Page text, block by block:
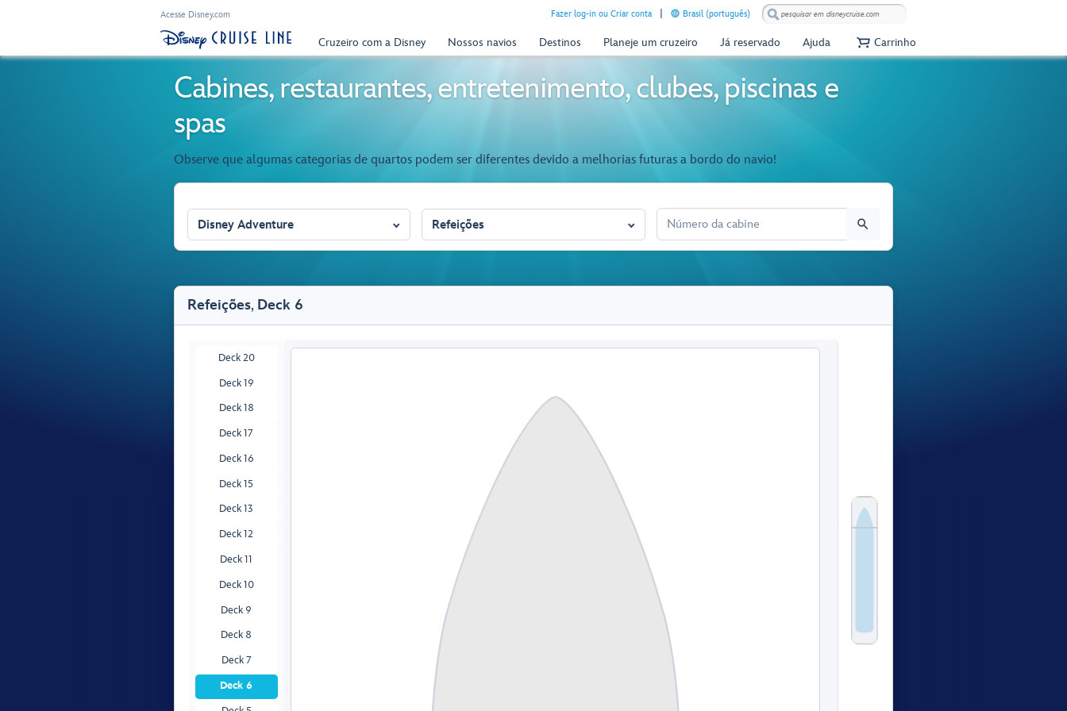
Acesse Disney.com Fazer log-in ou Criar conta Brasil (português)
Cruzeiro com a Disney Nossos navios Destinos Planeje um cruzeiro Já reservado Ajuda Carrinho
Cabines, restaurantes, entretenimento, clubes, piscinas e
spas
Observe que algumas categorias de quartos podem ser diferentes devido a melhorias futuras a bordo do navio!
Disney Adventure Refeições
Refeições, Deck 6
Deck 20
Deck 19
Deck 18
Deck 17
Deck 16
Deck 15
Deck 13
Deck 12
Deck 11
Deck 10
Deck 9
Deck 8
Deck 7
Deck 6